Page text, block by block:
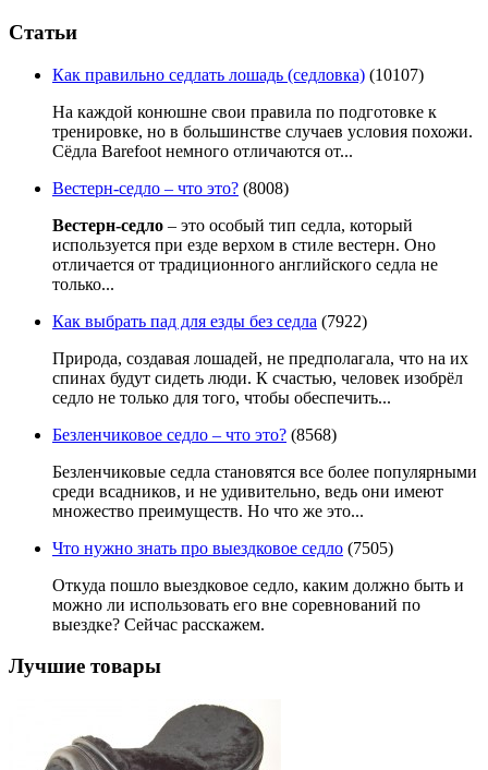
Статьи
Как правильно седлать лошадь (седловка) (10107)
На каждой конюшне свои правила по подготовке к
тренировке, но в большинстве случаев условия похожи.
Сëдла Barefoot немного отличаются от...
Вестерн-седло – что это? (8008)
Вестерн-седло – это особый тип седла, который
используется при езде верхом в стиле вестерн. Оно
отличается от традиционного английского седла не
только...
Как выбрать пад для езды без седла (7922)
Природа, создавая лошадей, не предполагала, что на их
спинах будут сидеть люди. К счастью, человек изобрёл
седло не только для того, чтобы обеспечить...
Безленчиковое седло – что это? (8568)
Безленчиковые седла становятся все более популярными
среди всадников, и не удивительно, ведь они имеют
множество преимуществ. Но что же это...
Что нужно знать про выездковое седло (7505)
Откуда пошло выездковое седло, каким должно быть и
можно ли использовать его вне соревнований по
выездке? Сейчас расскажем.
Лучшие товары